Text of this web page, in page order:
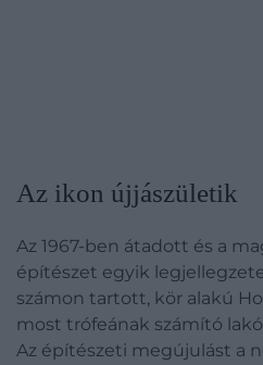
Az ikon újjászületik
Az 1967-ben átadott és a
építészet egyik
számon tartott, kör alakú
most trófeának számító
Az építészeti megújulást a